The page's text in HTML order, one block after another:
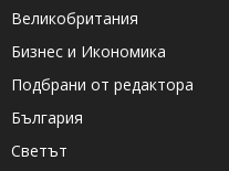
Великобритания
Бизнес и Икономика
Подбрани от редактора
България
Светът